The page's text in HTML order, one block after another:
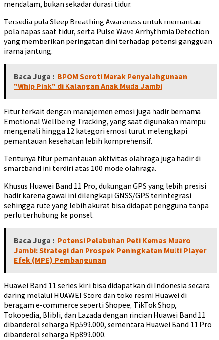
mendalam, bukan sekadar durasi tidur.
Tersedia pula Sleep Breathing Awareness untuk memantau
pola napas saat tidur, serta Pulse Wave Arrhythmia Detection
yang memberikan peringatan dini terhadap potensi gangguan
irama jantung.
Baca Juga : BPOM Soroti Marak Penyalahgunaan
"Whip Pink" di Kalangan Anak Muda Jambi
Fitur terkait dengan manajemen emosi juga hadir bernama
Emotional Wellbeing Tracking, yang saat digunakan mampu
mengenali hingga 12 kategori emosi turut melengkapi
pemantauan kesehatan lebih komprehensif.
Tentunya fitur pemantauan aktivitas olahraga juga hadir di
smartband ini terdiri atas 100 mode olahraga.
Khusus Huawei Band 11 Pro, dukungan GPS yang lebih presisi
hadir karena gawai ini dilengkapi GNSS/GPS terintegrasi
sehingga rute yang lebih akurat bisa didapat pengguna tanpa
perlu terhubung ke ponsel.
Baca Juga : Potensi Pelabuhan Peti Kemas Muaro
Jambi: Strategi dan Prospek Peningkatan Multi Player
Efek (MPE) Pembangunan
Huawei Band 11 series kini bisa didapatkan di Indonesia secara
daring melalui HUAWEI Store dan toko resmi Huawei di
beragam e-commerce seperti Shopee, TikTok Shop,
Tokopedia, Blibli, dan Lazada dengan rincian Huawei Band 11
dibanderol seharga Rp599.000, sementara Huawei Band 11 Pro
dibanderol seharga Rp899.000.